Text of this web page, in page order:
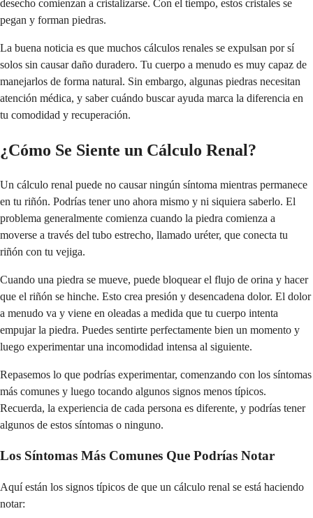
desecho comienzan a cristalizarse. Con el tiempo, estos cristales se
pegan y forman piedras.
La buena noticia es que muchos cálculos renales se expulsan por sí
solos sin causar daño duradero. Tu cuerpo a menudo es muy capaz de
manejarlos de forma natural. Sin embargo, algunas piedras necesitan
atención médica, y saber cuándo buscar ayuda marca la diferencia en
tu comodidad y recuperación.
¿Cómo Se Siente un Cálculo Renal?
Un cálculo renal puede no causar ningún síntoma mientras permanece
en tu riñón. Podrías tener uno ahora mismo y ni siquiera saberlo. El
problema generalmente comienza cuando la piedra comienza a
moverse a través del tubo estrecho, llamado uréter, que conecta tu
riñón con tu vejiga.
Cuando una piedra se mueve, puede bloquear el flujo de orina y hacer
que el riñón se hinche. Esto crea presión y desencadena dolor. El dolor
a menudo va y viene en oleadas a medida que tu cuerpo intenta
empujar la piedra. Puedes sentirte perfectamente bien un momento y
luego experimentar una incomodidad intensa al siguiente.
Repasemos lo que podrías experimentar, comenzando con los síntomas
más comunes y luego tocando algunos signos menos típicos.
Recuerda, la experiencia de cada persona es diferente, y podrías tener
algunos de estos síntomas o ninguno.
Los Síntomas Más Comunes Que Podrías Notar
Aquí están los signos típicos de que un cálculo renal se está haciendo
notar: